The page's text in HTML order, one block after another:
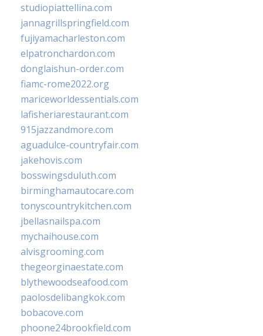
studiopiattellina.com
jannagrillspringfield.com
fujiyamacharleston.com
elpatronchardon.com
donglaishun-order.com
fiamc-rome2022.org
mariceworldessentials.com
lafisheriarestaurant.com
915jazzandmore.com
aguadulce-countryfair.com
jakehovis.com
bosswingsduluth.com
birminghamautocare.com
tonyscountrykitchen.com
jbellasnailspa.com
mychaihouse.com
alvisgrooming.com
thegeorginaestate.com
blythewoodseafood.com
paolosdelibangkok.com
bobacove.com
phoone24brookfield.com